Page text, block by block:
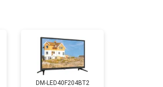
Заказать
DM-LED40F204BT2